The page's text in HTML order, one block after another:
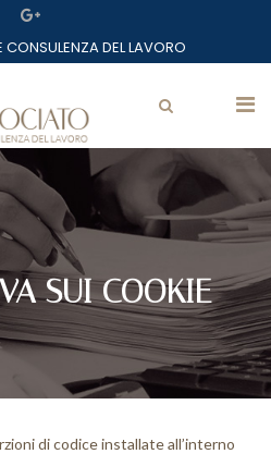
CONSULENZA DEL LAVORO
SUI COOKIE
di codice installate all’interno